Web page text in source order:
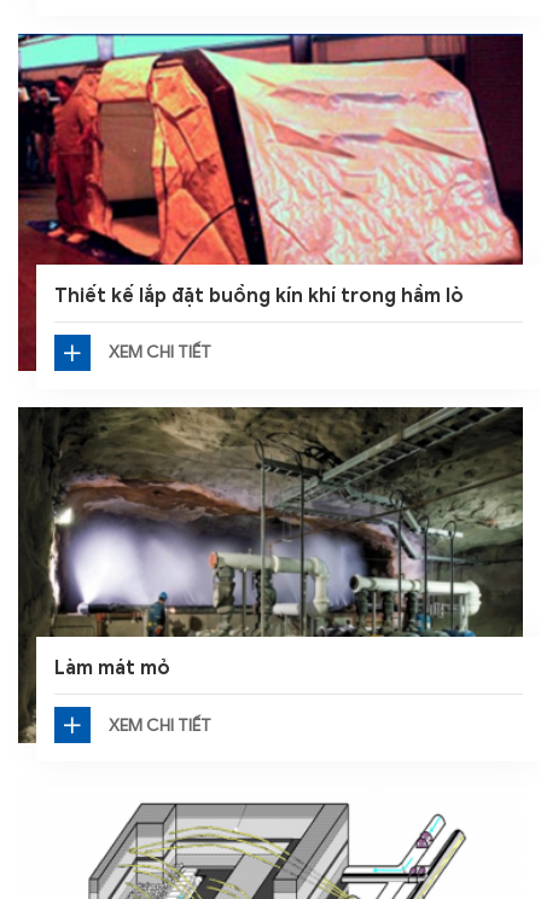
Thiết kế lắp đặt buồng kín khí trong hầm lò
XEM CHI TIẾT
Làm mát mỏ
XEM CHI TIẾT